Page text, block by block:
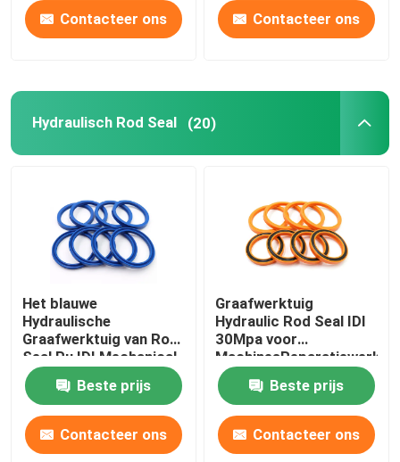
Hydraulische Slijtagering
O-ringsdoos
De delen van graafwerktuigElectric
Afdichtingsset voor lader
Contacteer ons Contacteer ons
Hydraulisch Rod Seal (20)
Het blauwe
Hydraulische
Graafwerktuig van Rod
Seal Pu IDI Mechanical
Oil Seal For
Beste prijs
Contacteer ons
Graafwerktuig
Hydraulic Rod Seal IDI
30Mpa voor
Beste prijs
Contacteer ons